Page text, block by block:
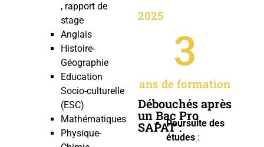
, rapport de
stage
Anglais
Histoire-
Géographie
Education
Socio-culturelle
(ESC)
Mathématiques
Physique-
2025
ans de formation
3
Débouchés après
un Bac Pro
SAPAT :Poursuite des
études :